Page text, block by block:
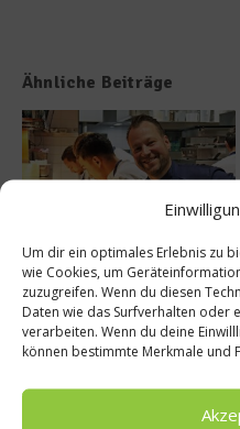
Um dir ein optimales Erlebnis zu
wie Cookies, um
zuzugreifen. Wenn du diesen
Daten wie das Surfverhalten oder
verarbeiten. Wenn du deine
können bestimmte Merkmale und
Ähnliche Beiträge
Buchvorstellung: Jan – Labor
der Liebe
10. Juni 2025
Buchtipp